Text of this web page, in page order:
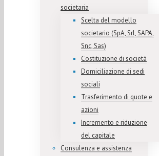
societaria
Scelta del modello
societario (SpA, Srl, SAPA,
Snc, Sas)
Costituzione di società
Domiciliazione di sedi
sociali
Trasferimento di quote e
azioni
Incremento e riduzione
del capitale
Consulenza e assistenza